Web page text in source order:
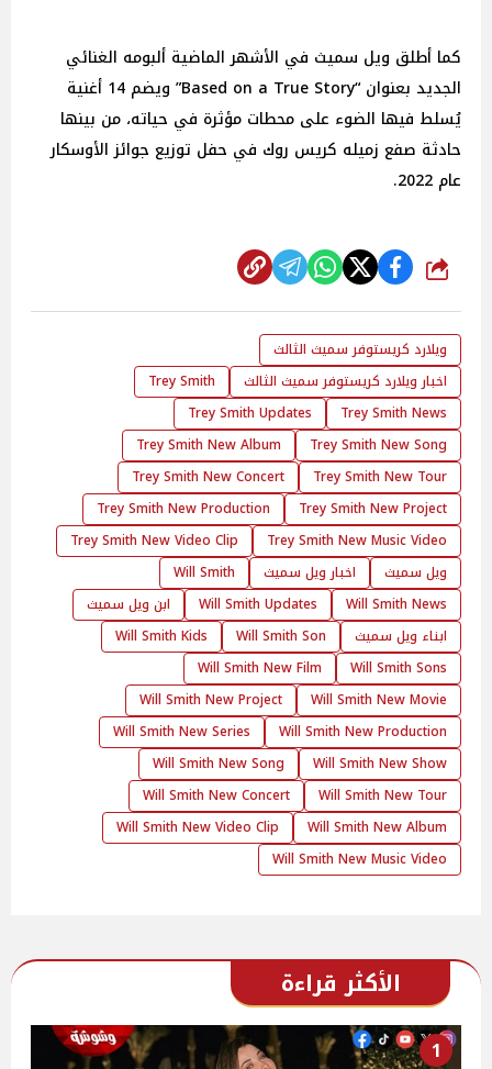
كما أطلق ويل سميث في الأشهر الماضية ألبومه الغنائي
الجديد بعنوان “Based on a True Story” ويضم 14 أغنية
يُسلط فيها الضوء على محطات مؤثرة في حياته، من بينها
حادثة صفع زميله كريس روك في حفل توزيع جوائز الأوسكار
عام 2022.
شارك
ويلارد كريستوفر سميث الثالث
اخبار ويلارد كريستوفر سميث الثالث
Trey Smith
Trey Smith News
Trey Smith Updates
Trey Smith New Song
Trey Smith New Album
Trey Smith New Tour
Trey Smith New Concert
Trey Smith New Project
Trey Smith New Production
Trey Smith New Music Video
Trey Smith New Video Clip
ويل سميث
اخبار ويل سميث
Will Smith
Will Smith News
Will Smith Updates
ابن ويل سميث
ابناء ويل سميث
Will Smith Son
Will Smith Kids
Will Smith Sons
Will Smith New Film
Will Smith New Movie
Will Smith New Project
Will Smith New Production
Will Smith New Series
Will Smith New Show
Will Smith New Song
Will Smith New Tour
Will Smith New Concert
Will Smith New Album
Will Smith New Video Clip
Will Smith New Music Video
الأكثر قراءة
1